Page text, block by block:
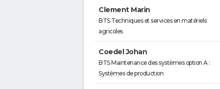
Clement Marin
BTS Techniques et services en matériels
agricoles
Coedel Johan
BTS Maintenance des systèmes option A :
Systèmes de production